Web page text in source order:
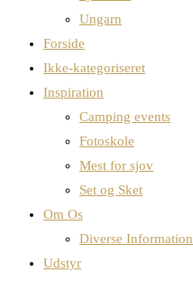
Ungarn
Forside
Ikke-kategoriseret
Inspiration
Camping events
Fotoskole
Mest for sjov
Set og Sket
Om Os
Diverse Information
Udstyr